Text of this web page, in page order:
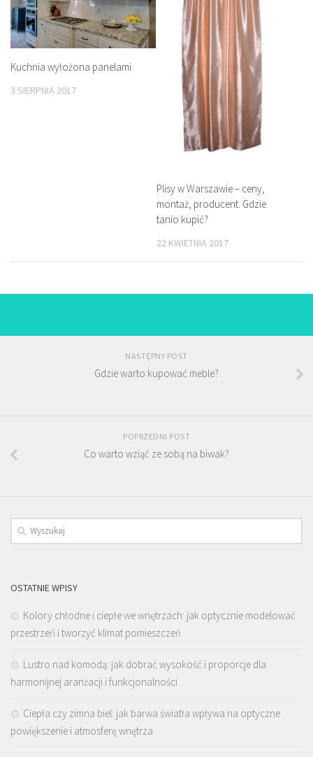
Kuchnia wyłożona panelami
3 SIERPNIA 2017
Plisy w Warszawie – ceny,
montaż, producent. Gdzie
tanio kupić?
22 KWIETNIA 2017
NASTĘPNY POST
Gdzie warto kupować meble?
POPRZEDNI POST
Co warto wziąć ze sobą na biwak?
OSTATNIE WPISY
Kolory chłodne i ciepłe we wnętrzach: jak optycznie modelować
przestrzeń i tworzyć klimat pomieszczeń
Lustro nad komodą: jak dobrać wysokość i proporcje dla
harmonijnej aranżacji i funkcjonalności
Ciepła czy zimna biel: jak barwa światła wpływa na optyczne
powiększenie i atmosferę wnętrza